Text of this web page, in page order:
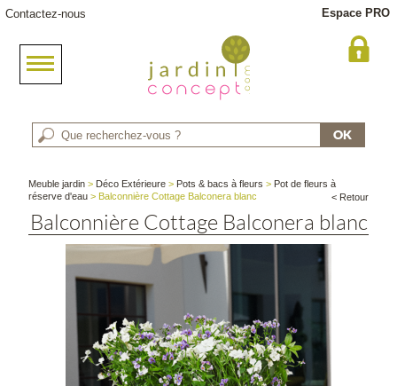
Contactez-nous Espace PRO
Meuble jardin > Déco Extérieure > Pots & bacs à fleurs > Pot de fleurs à
réserve d'eau > Balconnière Cottage Balconera blanc < Retour
Balconnière Cottage Balconera blanc